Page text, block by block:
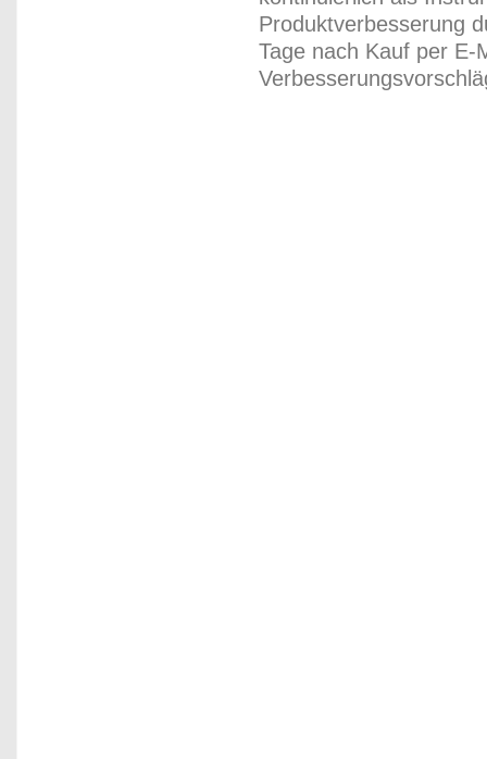
Produktverbesserung
Tage nach Kauf per E-